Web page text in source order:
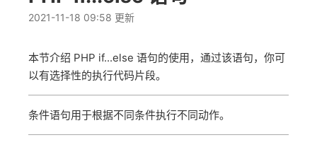
2021-11-18 09:58 更新
本节介绍 PHP if...else 语句的使用，通过该语句，你可
以有选择性的执行代码片段。
条件语句用于根据不同条件执行不同动作。